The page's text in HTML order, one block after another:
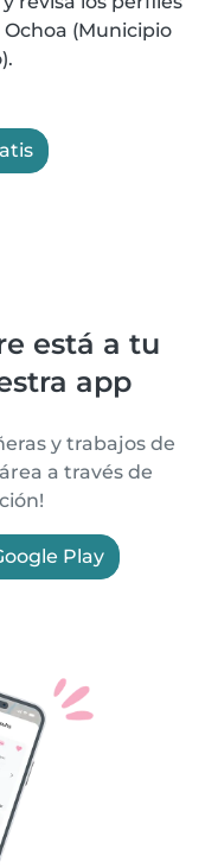
(Municipio
está a tu
app
y trabajos de
a través de
Play